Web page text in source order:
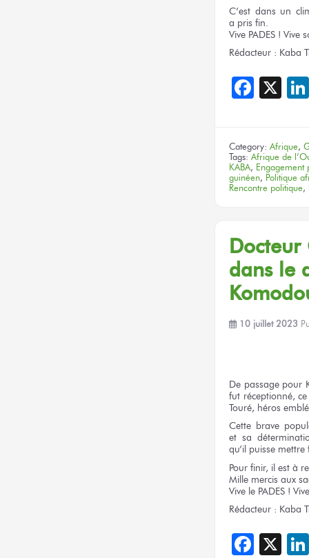
C’est dans un
a pris fin.
Vive PADES ! Vive
Rédacteur : Kaba
X
Category: Afrique,
Tags: Afrique de
KABA, Engagement
guinéen, Politique
Rencontre politique,
Docteur
dans le
10 juillet 2023
De passage pour
fut réceptionné,
Touré, héros
Cette brave
et sa
qu’il puisse mettre
Pour finir, il est à
Mille mercis aux
Vive le PADES !
Rédacteur : Kaba
X